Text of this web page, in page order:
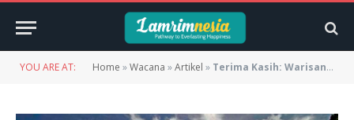
YOU ARE AT: Home »Wacana »Artikel » Terima Kasih: Warisan Budaya Tak Benda yang Masih Terkubur